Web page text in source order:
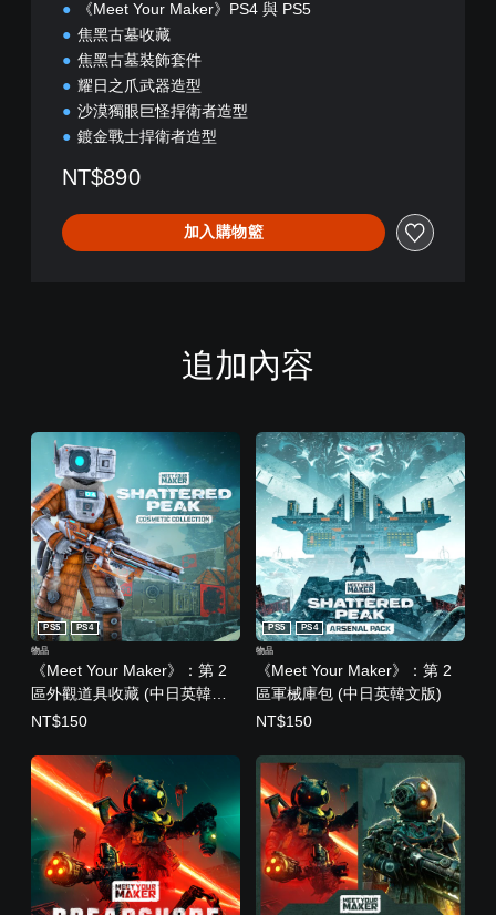
《Meet Your Maker》PS4 與 PS5
焦黑古墓收藏
焦黑古墓裝飾套件
耀日之爪武器造型
沙漠獨眼巨怪捍衛者造型
鍍金戰士捍衛者造型
NT$890
加入購物籃
追加內容
《Meet Your Maker》：第 2
區外觀道具收藏 (中日英韓文
版)
PS5 PS4
物品
NT$150
《Meet Your Maker》：第 2
區軍械庫包 (中日英韓文版)
PS5 PS4
物品
NT$150